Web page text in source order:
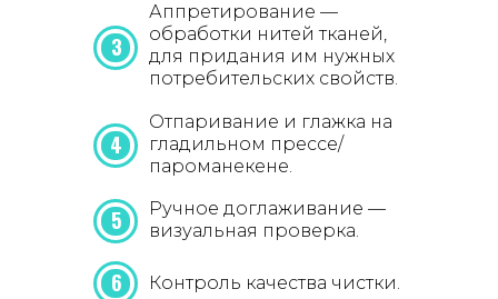
Аппретирование —
обработки нитей тканей,
для придания им нужных
потребительских свойств.
Отпаривание и глажка на
гладильном прессе/
пароманекене.
3
Ручное доглаживание —
визуальная проверка.
4
Контроль качества чистки.
5
6